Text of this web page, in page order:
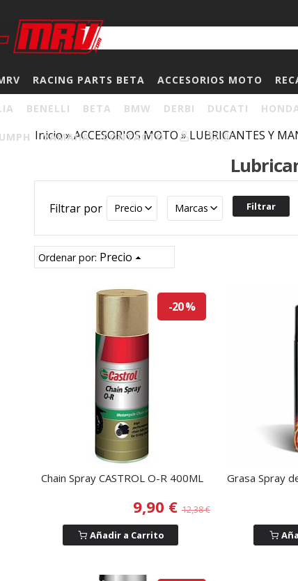
RACING PARTS BETA ACCESORIOS MOTO
BENELLI BETA BMW DERBI DUCATI
YAMAHA CONTACTO 0
Inicio»ACCESORIOS MOTO»LUBRICANTES Y
Filtrar por Precio Marcas
Ordenar por: Precio
-20 %
Chain Spray CASTROL O-R 400ML
9,90 €12,38 €
Añadir a Carrito
Grasa Spray